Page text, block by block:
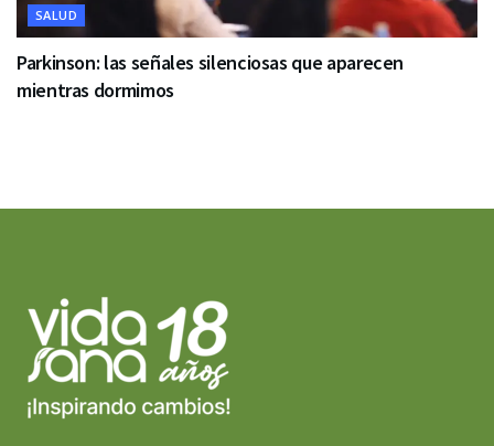
SALUD
Parkinson: las señales silenciosas que aparecen
mientras dormimos